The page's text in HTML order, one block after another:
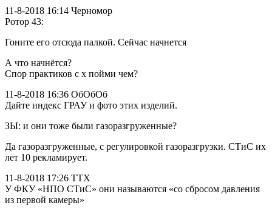
11-8-2018 16:14 Черномор
Ротор 43:
Гоните его отсюда палкой. Сейчас начнется
А что начнётся?
Спор практиков с х пойми чем?
11-8-2018 16:36 ОбОбОб
Дайте индекс ГРАУ и фото этих изделий.
ЗЫ: и они тоже были газоразгруженные?
Да газоразгруженные, с регулировкой газоразгрузки. СТиС их
лет 10 рекламирует.
11-8-2018 17:26 TTX
У ФКУ «НПО СТиС» они называются «со сбросом давления
из первой камеры»